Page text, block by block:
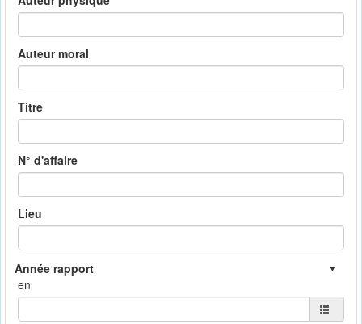
Auteur moral
Titre
N° d'affaire
Lieu
en